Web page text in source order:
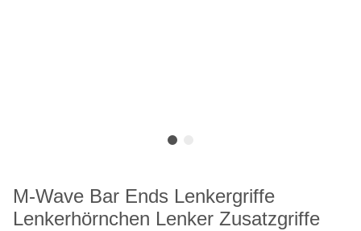
M-Wave Bar Ends Lenkergriffe
Lenkerhörnchen Lenker Zusatzgriffe